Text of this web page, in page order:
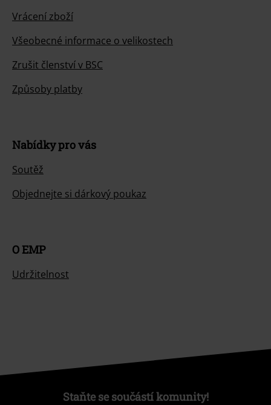
Vrácení zboží
Všeobecné informace o velikostech
Zrušit členství v BSC
Způsoby platby
Nabídky pro vás
Soutěž
Objednejte si dárkový poukaz
O EMP
Udržitelnost
Staňte se součástí komunity!